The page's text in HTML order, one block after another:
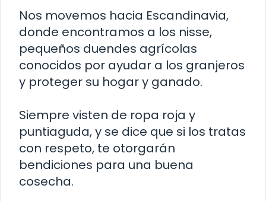
Nos movemos hacia Escandinavia,
donde encontramos a los nisse,
pequeños duendes agrícolas
conocidos por ayudar a los granjeros
y proteger su hogar y ganado.
Siempre visten de ropa roja y
puntiaguda, y se dice que si los tratas
con respeto, te otorgarán
bendiciones para una buena
cosecha.